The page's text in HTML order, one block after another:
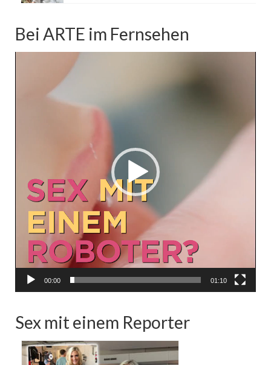
Bei ARTE im Fernsehen
00:00 01:10
Sex mit einem Reporter